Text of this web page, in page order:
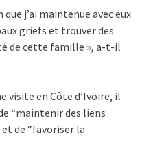
j’ai maintenue avec eux
griefs et trouver des
de cette famille », a-t-il
visite en Côte d’Ivoire, il
“maintenir des liens
de “favoriser la